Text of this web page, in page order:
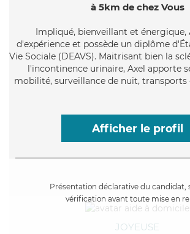
à 5km de chez Vous
Impliqué, bienveillant et énergique,
d'expérience et possède un diplôme
Vie Sociale (DEAVS). Maitrisant bien la
l'incontinence urinaire, Axel apporte
mobilité, surveillance de nuit, transports
Afficher le profil
Présentation déclarative du candidat,
vérification avant toute mise en
JOYEUSE